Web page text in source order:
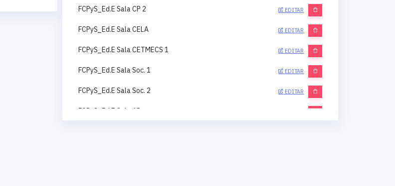
FCPyS_Ed.E Sala CP 2 EDITAR
FCPyS_Ed.E Sala CELA EDITAR
FCPyS_Ed.E Sala CETMECS 1 EDITAR
FCPyS_Ed.E Sala Soc. 1 EDITAR
FCPyS_Ed.E Sala Soc. 2 EDITAR
FCPyS_Ed.E Sala AP